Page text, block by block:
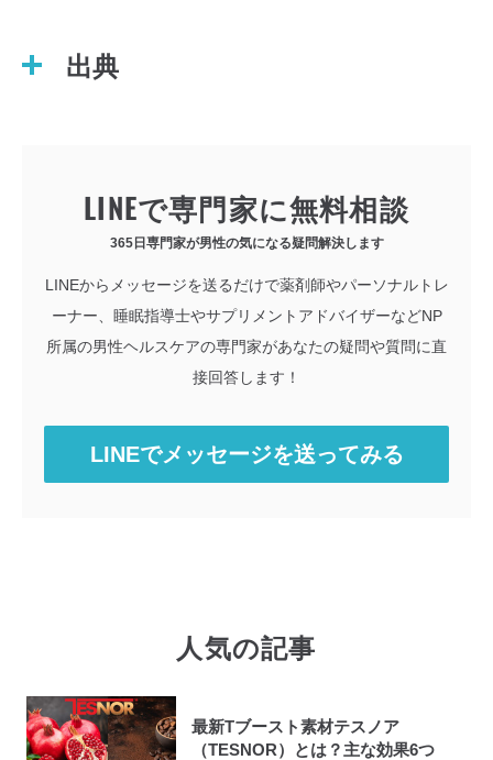
出典
LINEで専門家に無料相談
365日専門家が男性の気になる疑問解決します
LINEからメッセージを送るだけで薬剤師やパーソナルトレ
ーナー、睡眠指導士やサプリメントアドバイザーなどNP
所属の男性ヘルスケアの専門家があなたの疑問や質問に直
接回答します！
LINEでメッセージを送ってみる
人気の記事
最新Tブースト素材テスノア
（TESNOR）とは？主な効果6つ